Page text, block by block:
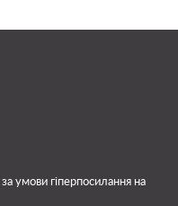
за умови гіперпосилання на